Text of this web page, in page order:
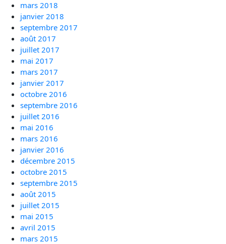
mars 2018
janvier 2018
septembre 2017
août 2017
juillet 2017
mai 2017
mars 2017
janvier 2017
octobre 2016
septembre 2016
juillet 2016
mai 2016
mars 2016
janvier 2016
décembre 2015
octobre 2015
septembre 2015
août 2015
juillet 2015
mai 2015
avril 2015
mars 2015